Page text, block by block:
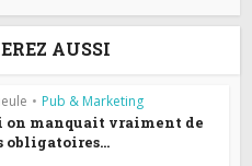
AUSSI
• Pub & Marketing
on manquait vraiment de
obligatoires...